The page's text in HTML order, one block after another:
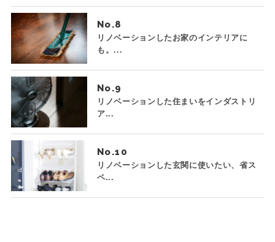
No.
リノベーションしたお家のインテリアに
も。...
No.
リノベーションした住まいをインダストリ
ア...
No.
リノベーションした玄関に使いたい、省ス
ペ...